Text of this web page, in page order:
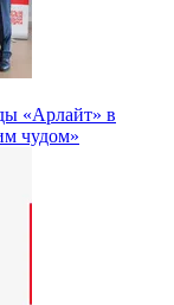
«Арлайт» в
чудом»